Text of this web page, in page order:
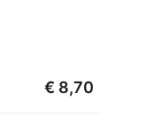
€ 8,70